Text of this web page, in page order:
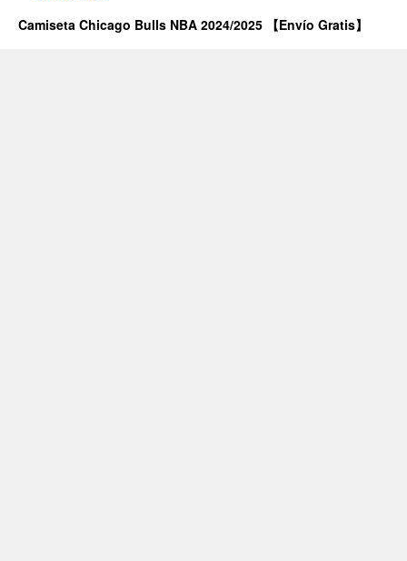
Camiseta Chicago Bulls NBA 2024/2025 【Envío Gratis】